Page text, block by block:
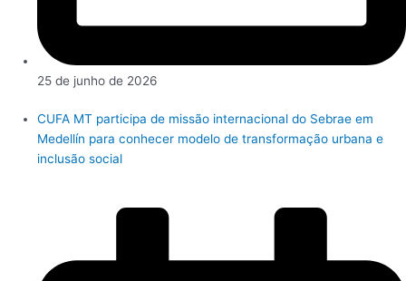
25 de junho de 2026
CUFA MT participa de missão internacional do Sebrae em
Medellín para conhecer modelo de transformação urbana e
inclusão social